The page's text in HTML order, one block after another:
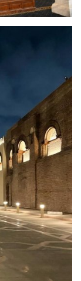
فرص
الفيديوهات
الرعاة
الشركاء
Gallery
لغة
English
French
Arabic